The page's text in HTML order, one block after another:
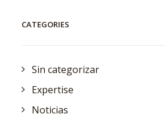
CATEGORIES
Sin categorizar
Expertise
Noticias